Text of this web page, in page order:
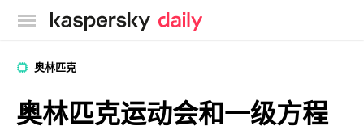
卡巴斯基官方博客
奥林匹克
奥林匹克运动会和一级方程